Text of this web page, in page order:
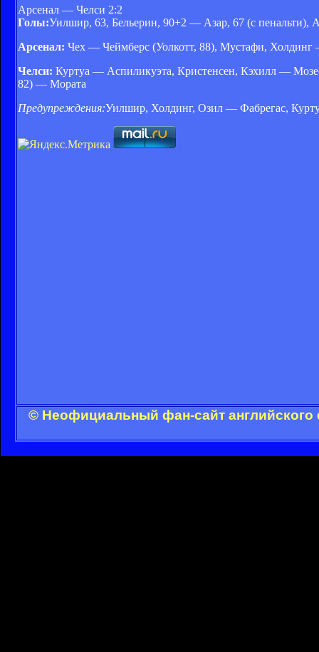
Арсенал — Челси 2:2
Голы:Уилшир, 63, Бельерин, 90+2 — Азар, 67 (с пенальти),
Арсенал: Чех — Чеймберс (Уолкотт, 88), Мустафи,
Челси: Куртуа — Аспиликуэта, Кристенсен, Кэхилл —
82) — Мората
Предупреждения:Уилшир, Холдинг, Озил — Фабрегас,
© Неофициальный фан-сайт английского